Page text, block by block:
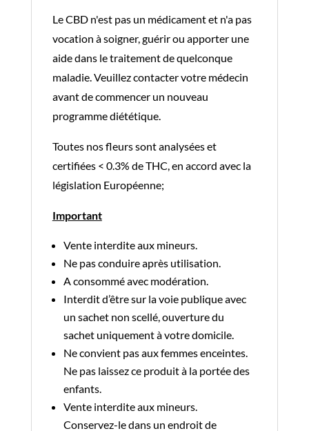
Le CBD n'est pas un médicament et n'a pas
vocation à soigner, guérir ou apporter une
aide dans le traitement de quelconque
maladie. Veuillez contacter votre médecin
avant de commencer un nouveau
programme diététique.
Toutes nos fleurs sont analysées et
certifiées < 0.3% de THC, en accord avec la
législation Européenne;
Important
Vente interdite aux mineurs.
Ne pas conduire après utilisation.
A consommé avec modération.
Interdit d’être sur la voie publique avec
un sachet non scellé, ouverture du
sachet uniquement à votre domicile.
Ne convient pas aux femmes enceintes.
Ne pas laissez ce produit à la portée des
enfants.
Vente interdite aux mineurs.
Conservez-le dans un endroit de